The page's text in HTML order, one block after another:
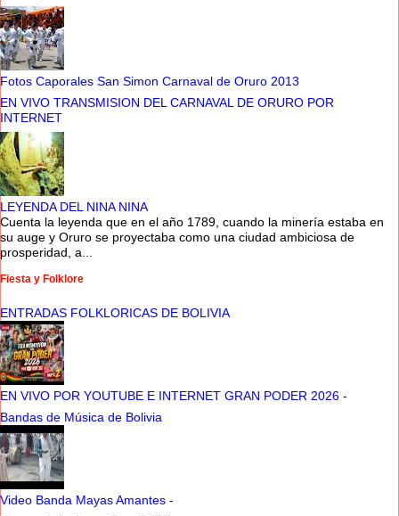
Fotos Caporales San Simon Carnaval de Oruro 2013
EN VIVO TRANSMISION DEL CARNAVAL DE ORURO POR
INTERNET
LEYENDA DEL NINA NINA
Cuenta la leyenda que en el año 1789, cuando la minería estaba en
su auge y Oruro se proyectaba como una ciudad ambiciosa de
prosperidad, a...
Fiesta y Folklore
ENTRADAS FOLKLORICAS DE BOLIVIA
EN VIVO POR YOUTUBE E INTERNET GRAN PODER 2026 -
Bandas de Música de Bolivia
Video Banda Mayas Amantes -